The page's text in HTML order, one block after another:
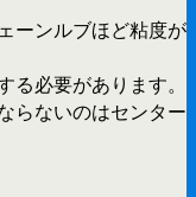
ーンルブほど粘度が
必要があります。
らないのはセンター